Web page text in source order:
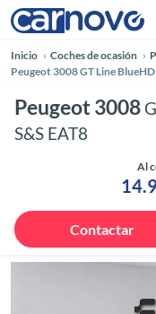
Inicio Coches de ocasión
Peugeot 3008 GT Line
Peugeot 3008
S&S EAT8
Al
Contactar